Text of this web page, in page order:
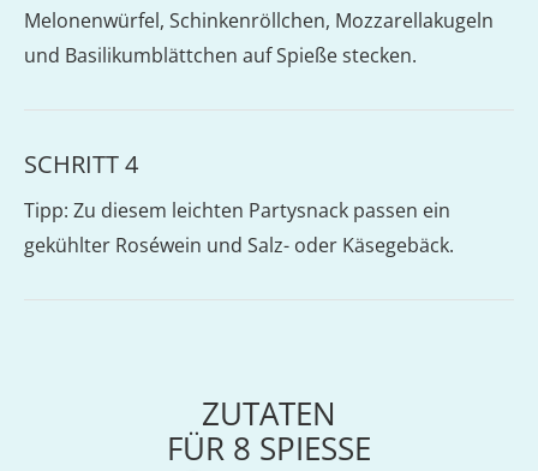
Melonenwürfel, Schinkenröllchen, Mozzarellakugeln
und Basilikumblättchen auf Spieße stecken.
SCHRITT 4
Tipp: Zu diesem leichten Partysnack passen ein
gekühlter Roséwein und Salz- oder Käsegebäck.
ZUTATEN
FÜR 8 SPIESSE